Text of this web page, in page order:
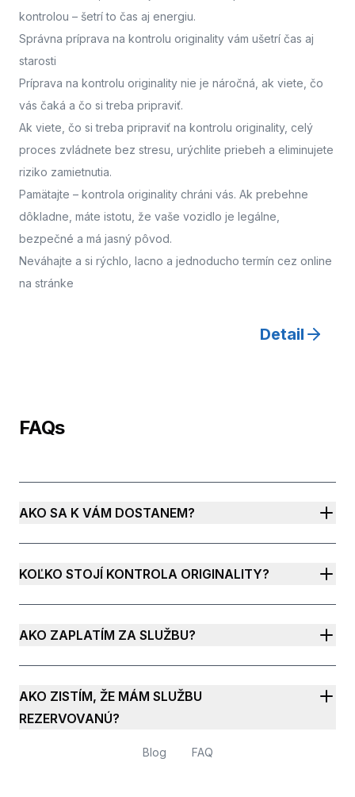
kontrolou – šetrí to čas aj energiu.
Správna príprava na kontrolu originality vám ušetrí čas aj
starosti
Príprava na kontrolu originality nie je náročná, ak viete, čo
vás čaká a čo si treba pripraviť.
Ak viete, čo si treba pripraviť na kontrolu originality, celý
proces zvládnete bez stresu, urýchlite priebeh a eliminujete
riziko zamietnutia.
Pamätajte – kontrola originality chráni vás. Ak prebehne
dôkladne, máte istotu, že vaše vozidlo je legálne,
bezpečné a má jasný pôvod.
Neváhajte a si rýchlo, lacno a jednoducho termín cez online
na stránke
Detail
FAQs
AKO SA K VÁM DOSTANEM?
KOĽKO STOJÍ KONTROLA ORIGINALITY?
AKO ZAPLATÍM ZA SLUŽBU?
AKO ZISTÍM, ŽE MÁM SLUŽBU
REZERVOVANÚ?
Blog FAQ